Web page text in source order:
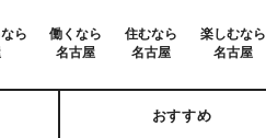
ら
働くなら
名古屋
住むなら
名古屋
楽しむなら
名古屋
おすすめ